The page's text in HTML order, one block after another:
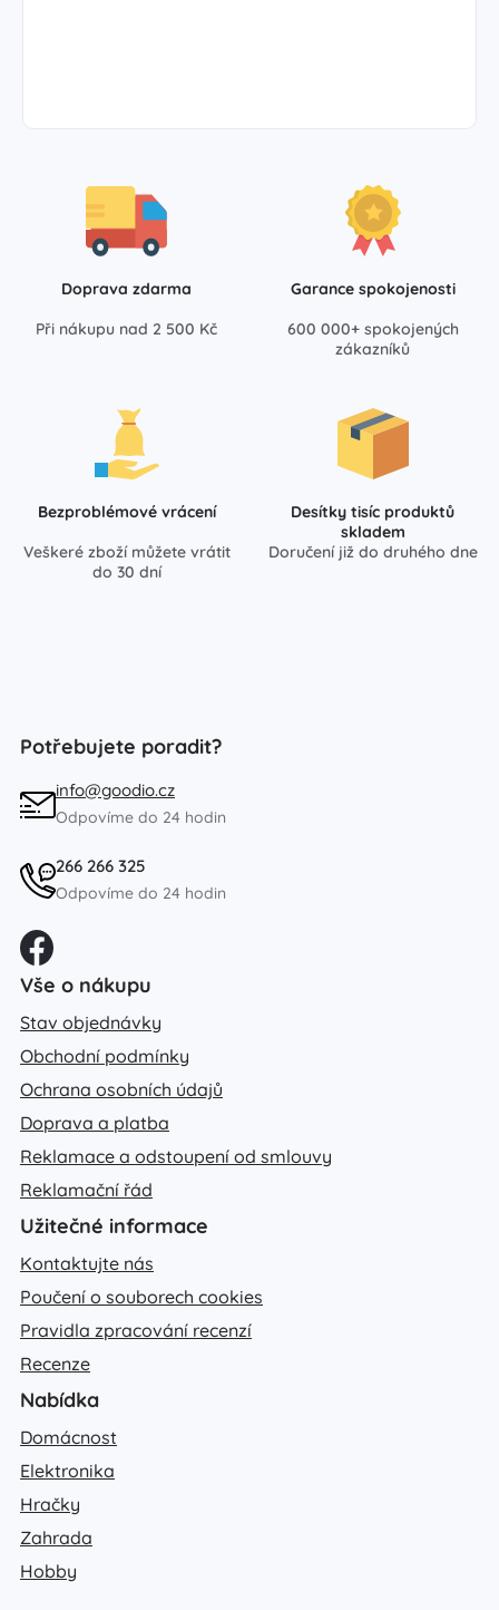
Doprava zdarma
Při nákupu nad 2 500 Kč
Garance spokojenosti
600 000+ spokojených
zákazníků
Bezproblémové vrácení
Veškeré zboží můžete vrátit
do 30 dní
Desítky tisíc produktů
skladem
Doručení již do druhého dne
Potřebujete poradit?
info@goodio.cz
Odpovíme do 24 hodin
266 266 325
Odpovíme do 24 hodin
Vše o nákupu
Stav objednávky
Obchodní podmínky
Ochrana osobních údajů
Doprava a platba
Reklamace a odstoupení od smlouvy
Reklamační řád
Užitečné informace
Kontaktujte nás
Poučení o souborech cookies
Pravidla zpracování recenzí
Recenze
Nabídka
Domácnost
Elektronika
Hračky
Zahrada
Hobby